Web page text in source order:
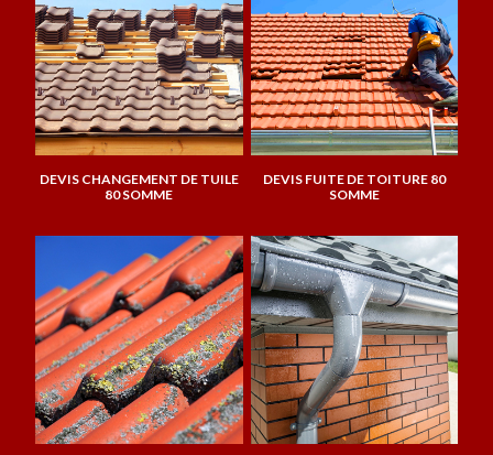
DEVIS CHANGEMENT DE TUILE
80 SOMME
DEVIS FUITE DE TOITURE 80
SOMME